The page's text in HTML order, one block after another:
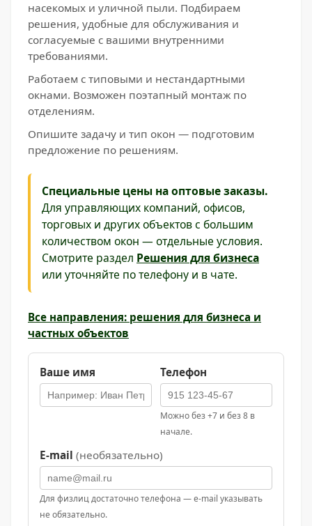
насекомых и уличной пыли. Подбираем
решения, удобные для обслуживания и
согласуемые с вашими внутренними
требованиями.
Работаем с типовыми и нестандартными
окнами. Возможен поэтапный монтаж по
отделениям.
Опишите задачу и тип окон — подготовим
предложение по решениям.
Специальные цены на оптовые заказы.
Для управляющих компаний, офисов,
торговых и других объектов с большим
количеством окон — отдельные условия.
Смотрите раздел Решения для бизнеса
или уточняйте по телефону и в чате.
Все направления: решения для бизнеса и
частных объектов
Ваше имя Телефон
Можно без +7 и без 8 в
начале.
E-mail (необязательно)
Для физлиц достаточно телефона — e-mail указывать
не обязательно.